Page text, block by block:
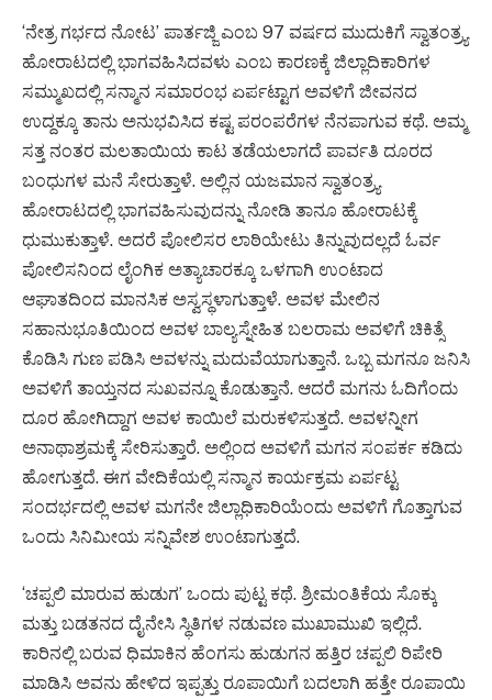
‘ನೇತ್ರ ಗರ್ಭದ ನೋಟ’ ಪಾರ್ತಜ್ಜಿ ಎಂಬ 97 ವರ್ಷದ ಮುದುಕಿಗೆ ಸ್ವಾತಂತ್ರ್ಯ
ಹೋರಾಟದಲ್ಲಿ ಭಾಗವಹಿಸಿದವಳು ಎಂಬ ಕಾರಣಕ್ಕೆ ಜಿಲ್ಲಾದಿಕಾರಿಗಳ
ಸಮ್ಮುಖದಲ್ಲಿ ಸನ್ಮಾನ ಸಮಾರಂಭ ಏರ್ಪಟ್ಟಾಗ ಅವಳಿಗೆ ಜೀವನದ
ಉದ್ದಕ್ಕೂ ತಾನು ಅನುಭವಿಸಿದ ಕಷ್ಟ ಪರಂಪರೆಗಳ ನೆನಪಾಗುವ ಕಥೆ. ಅಮ್ಮ
ಸತ್ತ ನಂತರ ಮಲತಾಯಿಯ ಕಾಟ ತಡೆಯಲಾಗದೆ ಪಾರ್ವತಿ ದೂರದ
ಬಂಧುಗಳ ಮನೆ ಸೇರುತ್ತಾಳೆ. ಅಲ್ಲಿನ ಯಜಮಾನ ಸ್ವಾತಂತ್ರ್ಯ
ಹೋರಾಟದಲ್ಲಿ ಭಾಗವಹಿಸುವುದನ್ನು ನೋಡಿ ತಾನೂ ಹೋರಾಟಕ್ಕೆ
ಧುಮುಕುತ್ತಾಳೆ. ಅದರೆ ಪೋಲಿಸರ ಲಾಠಿಯೇಟು ತಿನ್ನುವುದಲ್ಲದೆ ಓರ್ವ
ಪೋಲಿಸನಿಂದ ಲೈಂಗಿಕ ಅತ್ಯಾಚಾರಕ್ಕೂ ಒಳಗಾಗಿ ಉಂಟಾದ
ಆಘಾತದಿಂದ ಮಾನಸಿಕ ಅಸ್ವಸ್ಥಳಾಗುತ್ತಾಳೆ. ಅವಳ ಮೇಲಿನ
ಸಹಾನುಭೂತಿಯಿಂದ ಅವಳ ಬಾಲ್ಯಸ್ನೇಹಿತ ಬಲರಾಮ ಅವಳಿಗೆ ಚಿಕಿತ್ಸೆ
ಕೊಡಿಸಿ ಗುಣ ಪಡಿಸಿ ಅವಳನ್ನು ಮದುವೆಯಾಗುತ್ತಾನೆ. ಒಬ್ಬ ಮಗನೂ ಜನಿಸಿ
ಅವಳಿಗೆ ತಾಯ್ತನದ ಸುಖವನ್ನೂ ಕೊಡುತ್ತಾನೆ. ಆದರೆ ಮಗನು ಓದಿಗೆಂದು
ದೂರ ಹೋಗಿದ್ದಾಗ ಅವಳ ಕಾಯಿಲೆ ಮರುಕಳಿಸುತ್ತದೆ. ಅವಳನ್ನೀಗ
ಅನಾಥಾಶ್ರಮಕ್ಕೆ ಸೇರಿಸುತ್ತಾರೆ. ಅಲ್ಲಿಂದ ಅವಳಿಗೆ ಮಗನ ಸಂಪರ್ಕ ಕಡಿದು
ಹೋಗುತ್ತದೆ. ಈಗ ವೇದಿಕೆಯಲ್ಲಿ ಸನ್ಮಾನ ಕಾರ್ಯಕ್ರಮ ಏರ್ಪಟ್ಟ
ಸಂದರ್ಭದಲ್ಲಿ ಅವಳ ಮಗನೇ ಜಿಲ್ಲಾಧಿಕಾರಿಯೆಂದು ಅವಳಿಗೆ ಗೊತ್ತಾಗುವ
ಒಂದು ಸಿನಿಮೀಯ ಸನ್ನಿವೇಶ ಉಂಟಾಗುತ್ತದೆ.
‘ಚಪ್ಪಲಿ ಮಾರುವ ಹುಡುಗ’ ಒಂದು ಪುಟ್ಟ ಕಥೆ. ಶ್ರೀಮಂತಿಕೆಯ ಸೊಕ್ಕು
ಮತ್ತು ಬಡತನದ ದೈನೇಸಿ ಸ್ಥಿತಿಗಳ ನಡುವಣ ಮುಖಾಮುಖಿ ಇಲ್ಲಿದೆ.
ಕಾರಿನಲ್ಲಿ ಬರುವ ಧಿಮಾಕಿನ ಹೆಂಗಸು ಹುಡುಗನ ಹತ್ತಿರ ಚಪ್ಪಲಿ ರಿಪೇರಿ
ಮಾಡಿಸಿ ಅವನು ಹೇಳಿದ ಇಪ್ಪತ್ತು ರೂಪಾಯಿಗೆ ಬದಲಾಗಿ ಹತ್ತೇ ರೂಪಾಯಿ